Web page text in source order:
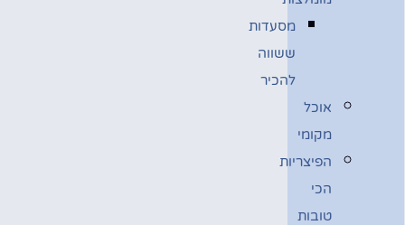
מסעדות
ששווה
להכיר
אוכל
מקומי
הפיצריות
הכי
טובות